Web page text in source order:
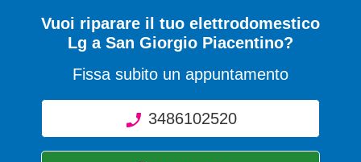
Vuoi riparare il tuo elettrodomestico
Lg a San Giorgio Piacentino?
Fissa subito un appuntamento
3486102520